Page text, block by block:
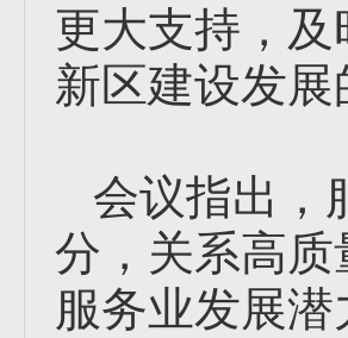
更大支持，
新区建设发
会议指出，
分，关系高
服务业发展